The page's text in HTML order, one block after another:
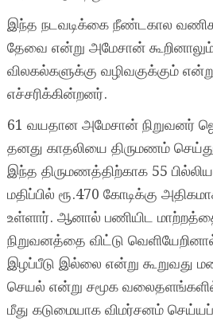
இந்த நடவடிக்கை நீண்டகால
தேவை என்று அமேசான்
விலகல்களுக்கு வழிவகுக்கும்
எச்சரிக்கின்றனர்.
61 வயதான அமேசான் நிறுவனர்
தனது காதலியை திருமணம்
இந்த திருமணத்திற்காக 55
மதிப்பில் ரூ.470 கோடிக்கு
உள்ளார். ஆனால் பணியிட
நிறுவனத்தை விட்டு
இழப்பீடு இல்லை என்று கூறுவது
செயல் என்று சமூக
மீது கடுமையாக விமர்சனம்